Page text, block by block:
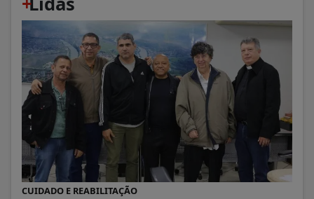
CUIDADO E REABILITAÇÃO